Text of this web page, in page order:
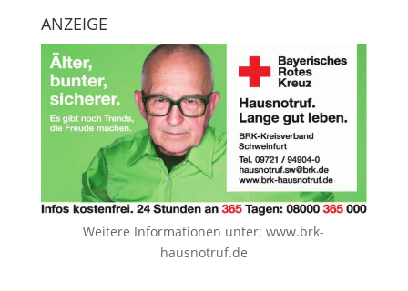
ANZEIGE
Weitere Informationen unter:www.brk-
hausnotruf.de